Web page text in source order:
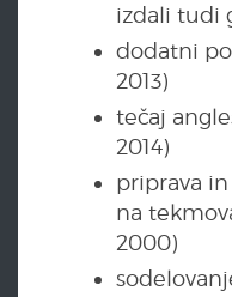
izdali tudi
dodatni
2013)
tečaj
2014)
priprava
na
2000)